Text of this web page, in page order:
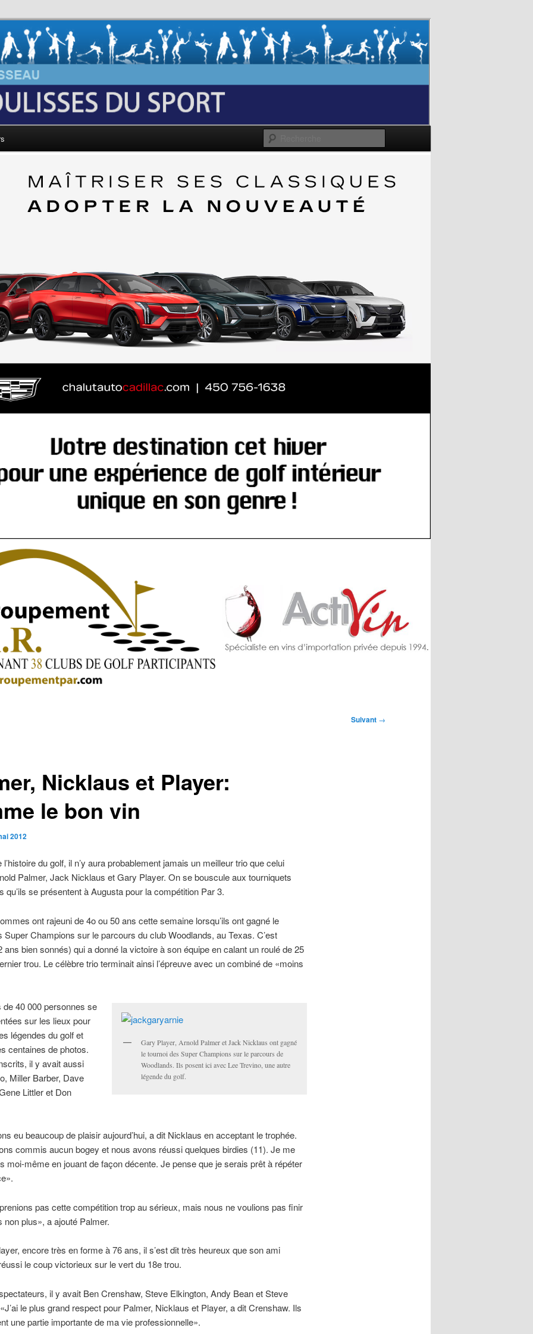
Les Coulisses du Sport
Suivant →
Nicklaus et Player:
le bon vin
2012
l’histoire du golf, il n’y aura probablement jamais un meilleur trio que celui
Palmer, Jack Nicklaus et Gary Player. On se bouscule aux tourniquets
qu’ils se présentent à Augusta pour la compétition Par 3.
ont rajeuni de 4o ou 50 ans cette semaine lorsqu’ils ont gagné le
Super Champions sur le parcours du club Woodlands, au Texas. C’est
ans bien sonnés) qui a donné la victoire à son équipe en calant un roulé de 25
trou. Le célèbre trio terminait ainsi l’épreuve avec un combiné de «moins
Gary Player, Arnold Palmer et Jack Nicklaus ont gagné
le tournoi des Super Champions sur le parcours de
Woodlands. Ils posent ici avec Lee Trevino, une autre
légende du golf.
de 40 000 personnes se
sur les lieux pour
légendes du golf et
centaines de photos.
il y avait aussi
Miller Barber, Dave
Littler et Don
eu beaucoup de plaisir aujourd’hui, a dit Nicklaus en acceptant le trophée.
commis aucun bogey et nous avons réussi quelques birdies (11). Je me
moi-même en jouant de façon décente. Je pense que je serais prêt à répéter
pas cette compétition trop au sérieux, mais nous ne voulions pas finir
non plus», a ajouté Palmer.
encore très en forme à 76 ans, il s’est dit très heureux que son ami
le coup victorieux sur le vert du 18e trou.
il y avait Ben Crenshaw, Steve Elkington, Andy Bean et Steve
le plus grand respect pour Palmer, Nicklaus et Player, a dit Crenshaw. Ils
une partie importante de ma vie professionnelle».